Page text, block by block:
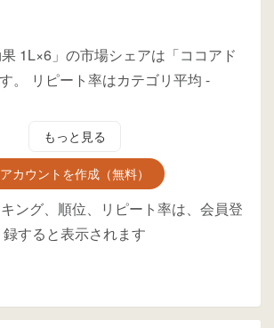
果 1L×6」の市場シェアは「ココアド
。 リピート率はカテゴリ平均 -
もっと見る
アカウントを作成（無料）
ング、順位、リピート率は、会員登
録すると表示されます